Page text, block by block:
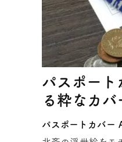
パスポート
る粋なカバ
パスポートカバ